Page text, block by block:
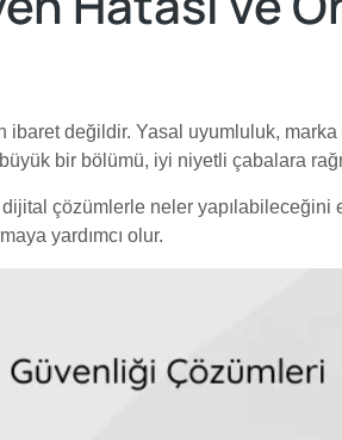
değildir. Yasal uyumluluk, marka
bir bölümü, iyi niyetli çabalara
dijital çözümlerle neler
yardımcı olur.